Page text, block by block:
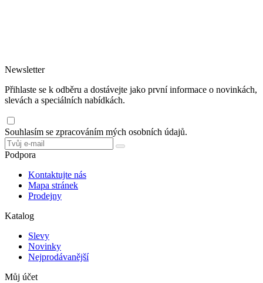
Newsletter
Přihlaste se k odběru a dostávejte jako první informace o novinkách,
slevách a speciálních nabídkách.
Souhlasím se zpracováním mých osobních údajů.
Podpora
Kontaktujte nás
Mapa stránek
Prodejny
Katalog
Slevy
Novinky
Nejprodávanější
Můj účet